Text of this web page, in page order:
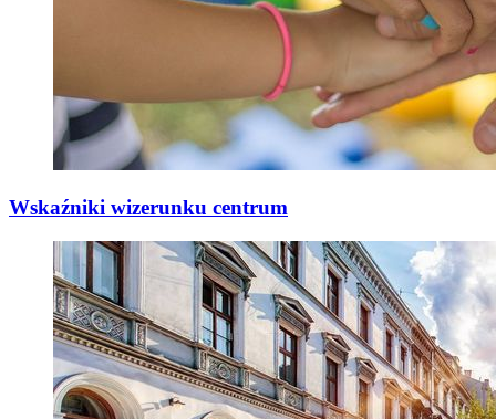
Wskaźniki wizerunku centrum